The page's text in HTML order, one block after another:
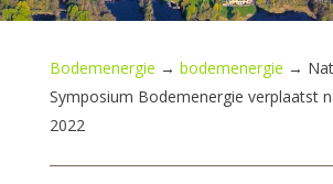
Bodemenergie → bodemenergie →
Symposium Bodemenergie verplaatst
2022